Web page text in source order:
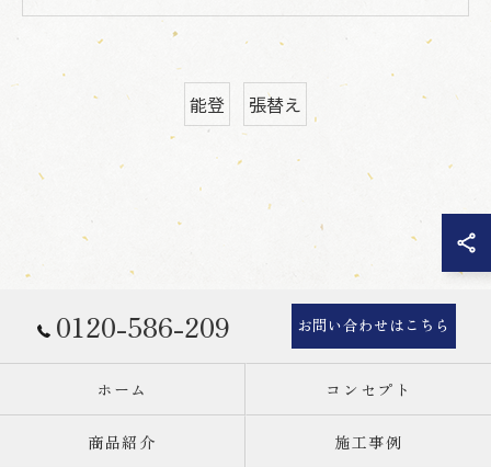
能登 張替え
0120-586-209 お問い合わせはこちら
ホーム コンセプト
商品紹介 施工事例